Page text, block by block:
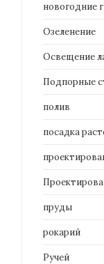
новогодние
Озеленение
Освещение
Подпорные
полив
посадка
пруды
рокарий
Ручей